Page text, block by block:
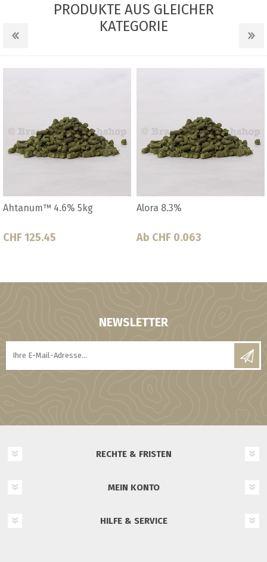
PRODUKTE AUS GLEICHER
KATEGORIE
Ahtanum™ 4.6% 5kg
CHF 125.45
Alora 8.3%
Ab CHF 0.063
NEWSLETTER
RECHTE & FRISTEN
MEIN KONTO
HILFE & SERVICE